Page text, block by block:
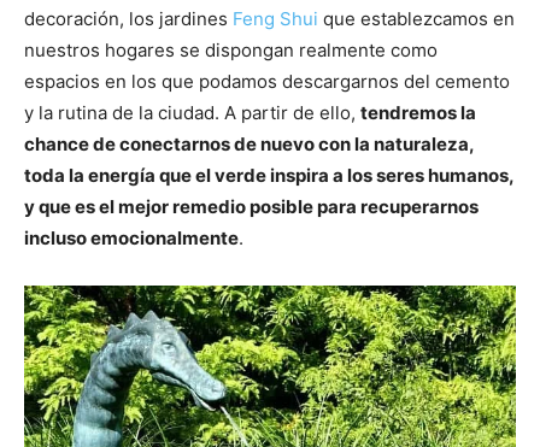
decoración, los jardines Feng Shui que establezcamos en
nuestros hogares se dispongan realmente como
espacios en los que podamos descargarnos del cemento
y la rutina de la ciudad. A partir de ello, tendremos la
chance de conectarnos de nuevo con la naturaleza,
toda la energía que el verde inspira a los seres humanos,
y que es el mejor remedio posible para recuperarnos
incluso emocionalmente.